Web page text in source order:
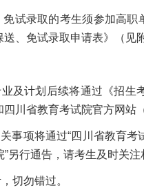
录取的考生须参加高职
、免试录取申请表》（见
计划后续将通过《招生
四川省教育考试院官方网站
项将通过“四川省教育考
另行通告，请考生及时关注
切勿错过。